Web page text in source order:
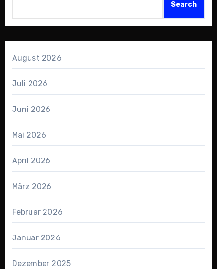
Search
August 2026
Juli 2026
Juni 2026
Mai 2026
April 2026
März 2026
Februar 2026
Januar 2026
Dezember 2025